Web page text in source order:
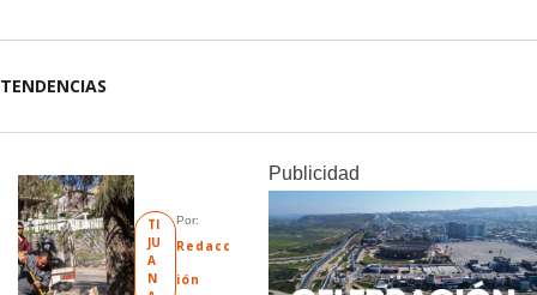
TENDENCIAS
TI
JU
A
N
Por:
Redacc
ión
Publicidad